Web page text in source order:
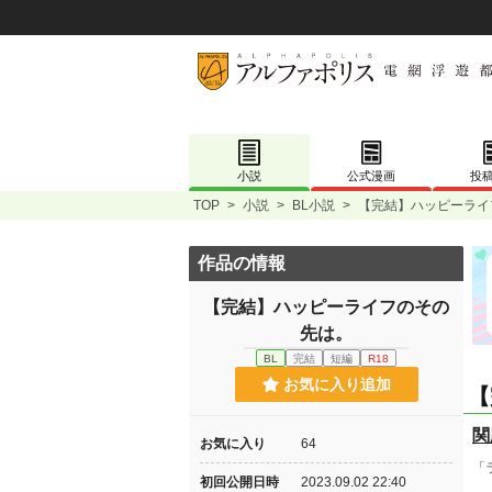
小説 公式漫画 投
TOP > 小説 > BL小説 > 【完結】ハッピーラ
作品の情報
【完結】ハッピーライフのその
先は。
BL 完結 短編 R18
お気に入り追加
お気に入り 64
初回公開日時 2023.09.02 22:40